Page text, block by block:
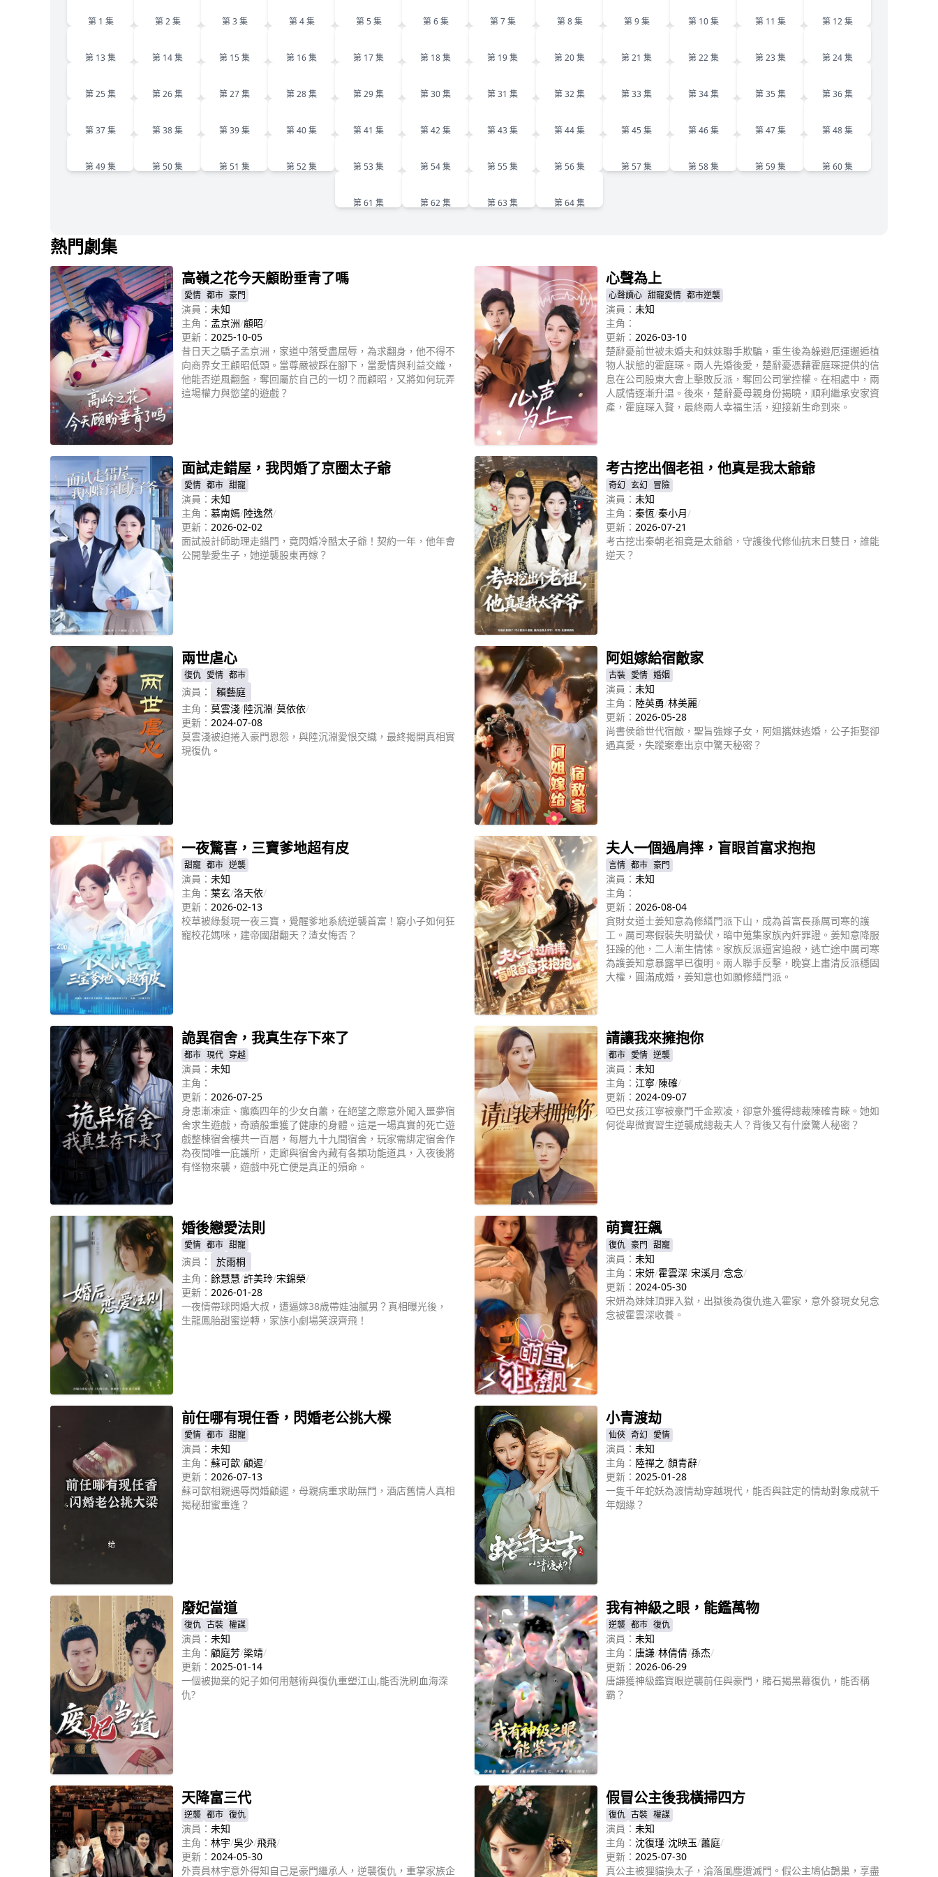
第 1 集 第 2 集 第 3 集 第 4 集 第 5 集 第 6 集 第 7 集 第 8 集 第 9 集 第 10 集 第 11 集 第 12 集
第 13 集 第 14 集 第 15 集 第 16 集 第 17 集 第 18 集 第 19 集 第 20 集 第 21 集 第 22 集 第 23 集 第 24 集
第 25 集 第 26 集 第 27 集 第 28 集 第 29 集 第 30 集 第 31 集 第 32 集 第 33 集 第 34 集 第 35 集 第 36 集
第 37 集 第 38 集 第 39 集 第 40 集 第 41 集 第 42 集 第 43 集 第 44 集 第 45 集 第 46 集 第 47 集 第 48 集
第 49 集 第 50 集 第 51 集 第 52 集 第 53 集 第 54 集 第 55 集 第 56 集 第 57 集 第 58 集 第 59 集 第 60 集
第 61 集 第 62 集 第 63 集 第 64 集
熱門劇集
高嶺之花今天顧盼垂青了嗎
愛情 都市 豪門
演員： 未知
主角： 孟京洲/顧昭/
更新： 2025-10-05
昔日天之驕子孟京洲，家道中落受盡屈辱，為求翻身，他不得不
向商界女王顧昭低頭。當尊嚴被踩在腳下，當愛情與利益交織，
他能否逆風翻盤，奪回屬於自己的一切？而顧昭，又將如何玩弄
這場權力與慾望的遊戲？
心聲為上
心聲讀心 甜寵愛情 都市逆襲
演員： 未知
主角：
更新： 2026-03-10
楚辭憂前世被未婚夫和妹妹聯手欺騙，重生後為躲避厄運邂逅植
物人狀態的霍庭琛。兩人先婚後愛，楚辭憂憑藉霍庭琛提供的信
息在公司股東大會上擊敗反派，奪回公司掌控權。在相處中，兩
人感情逐漸升温。後來，楚辭憂母親身份揭曉，順利繼承安家資
產，霍庭琛入贅，最終兩人幸福生活，迎接新生命到來。
面試走錯屋，我閃婚了京圈太子爺
愛情 都市 甜寵
演員： 未知
主角： 慕南嫣/陸逸然/
更新： 2026-02-02
面試設計師助理走錯門，竟閃婚冷酷太子爺！契約一年，他年會
公開摯愛生子，她逆襲股東再嫁？
考古挖出個老祖，他真是我太爺爺
奇幻 玄幻 冒險
演員： 未知
主角： 秦恆/秦小月/
更新： 2026-07-21
考古挖出秦朝老祖竟是太爺爺，守護後代修仙抗末日雙日，誰能
逆天？
兩世虐心
復仇 愛情 都市
演員：
賴藝庭
主角： 莫雲淺/陸沉淵/莫依依/
更新： 2024-07-08
莫雲淺被迫捲入豪門恩怨，與陸沉淵愛恨交織，最終揭開真相實
現復仇。
阿姐嫁給宿敵家
古裝 愛情 婚姻
演員： 未知
主角： 陸英勇/林美麗/
更新： 2026-05-28
尚書侯爺世代宿敵，聖旨強嫁子女，阿姐攜妹逃婚，公子拒娶卻
遇真愛，失蹤案牽出京中驚天秘密？
一夜驚喜，三寶爹地超有皮
甜寵 都市 逆襲
演員： 未知
主角： 葉玄/洛天依/
更新： 2026-02-13
校草被綠髮現一夜三寶，覺醒爹地系統逆襲首富！窮小子如何狂
寵校花媽咪，建帝國甜翻天？渣女悔否？
夫人一個過肩摔，盲眼首富求抱抱
言情 都市 豪門
演員： 未知
主角：
更新： 2026-08-04
貪財女道士姜知意為修繕門派下山，成為首富長孫厲司寒的護
工。厲司寒假裝失明蟄伏，暗中蒐集家族內奸罪證。姜知意降服
狂躁的他，二人漸生情愫。家族反派逼宮追殺，逃亡途中厲司寒
為護姜知意暴露早已復明。兩人聯手反擊，晚宴上肅清反派穩固
大權，圓滿成婚，姜知意也如願修繕門派。
詭異宿舍，我真生存下來了
都市 現代 穿越
演員： 未知
主角：
更新： 2026-07-25
身患漸凍症、癱瘓四年的少女白蕭，在絕望之際意外闖入噩夢宿
舍求生遊戲，奇蹟般重獲了健康的身體。這是一場真實的死亡遊
戲整棟宿舍樓共一百層，每層九十九間宿舍，玩家需綁定宿舍作
為夜間唯一庇護所，走廊與宿舍內藏有各類功能道具，入夜後將
有怪物來襲，遊戲中死亡便是真正的殞命。
請讓我來擁抱你
都市 愛情 逆襲
演員： 未知
主角： 江寧/陳確/
更新： 2024-09-07
啞巴女孩江寧被豪門千金欺凌，卻意外獲得總裁陳確青睞。她如
何從卑微實習生逆襲成總裁夫人？背後又有什麼驚人秘密？
婚後戀愛法則
愛情 都市 甜寵
演員：
於雨桐
主角： 餘慧慧/許美玲/宋錦榮/
更新： 2026-01-28
一夜情帶球閃婚大叔，遭逼嫁38歲帶娃油膩男？真相曝光後，
生龍鳳胎甜蜜逆轉，家族小劇場笑淚齊飛！
萌寶狂飆
復仇 豪門 甜寵
演員： 未知
主角： 宋妍/霍雲深/宋溪月/念念/
更新： 2024-05-30
宋妍為妹妹頂罪入獄，出獄後為復仇進入霍家，意外發現女兒念
念被霍雲深收養。
前任哪有現任香，閃婚老公挑大樑
愛情 都市 甜寵
演員： 未知
主角： 蘇可歆/顧遲/
更新： 2026-07-13
蘇可歆相親遇辱閃婚顧遲，母親病重求助無門，酒店舊情人真相
揭秘甜蜜重逢？
小青渡劫
仙俠 奇幻 愛情
演員： 未知
主角： 陸禪之/顏青辭/
更新： 2025-01-28
一隻千年蛇妖為渡情劫穿越現代，能否與註定的情劫對象成就千
年姻緣？
廢妃當道
復仇 古裝 權謀
演員： 未知
主角： 顧庭芳/梁靖/
更新： 2025-01-14
一個被拋棄的妃子如何用魅術與復仇重塑江山,能否洗刷血海深
仇?
我有神級之眼，能鑑萬物
逆襲 都市 復仇
演員： 未知
主角： 唐謙/林倩倩/孫杰/
更新： 2026-06-29
唐謙獲神級鑑寶眼逆襲前任與豪門，賭石揭黑幕復仇，能否稱
霸？
天降富三代
逆襲 都市 復仇
演員： 未知
主角： 林宇/吳少/飛飛/
更新： 2024-05-30
外賣員林宇意外得知自己是豪門繼承人，逆襲復仇，重掌家族企
假冒公主後我橫掃四方
復仇 古裝 權謀
演員： 未知
主角： 沈復瑾/沈映玉/蕭庭/
更新： 2025-07-30
真公主被狸貓換太子，淪落風塵遭滅門。假公主鳩佔鵲巢，享盡